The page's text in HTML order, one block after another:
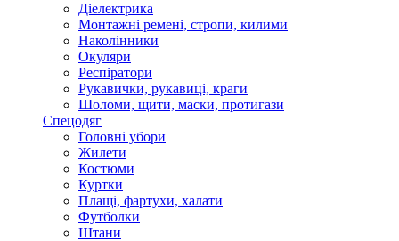
Діелектрика
Монтажні ремені, стропи, килими
Наколінники
Окуляри
Респіратори
Рукавички, рукавиці, краги
Шоломи, щити, маски, протигази
Спецодяг
Головні убори
Жилети
Костюми
Куртки
Плащі, фартухи, халати
Футболки
Штани